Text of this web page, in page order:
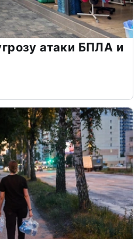
атаки БПЛА и